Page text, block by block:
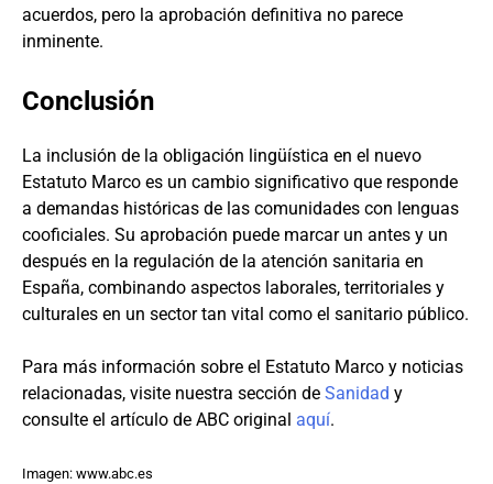
acuerdos, pero la aprobación definitiva no parece
inminente.
Conclusión
La inclusión de la obligación lingüística en el nuevo
Estatuto Marco es un cambio significativo que responde
a demandas históricas de las comunidades con lenguas
cooficiales. Su aprobación puede marcar un antes y un
después en la regulación de la atención sanitaria en
España, combinando aspectos laborales, territoriales y
culturales en un sector tan vital como el sanitario público.
Para más información sobre el Estatuto Marco y noticias
relacionadas, visite nuestra sección de Sanidad y
consulte el artículo de ABC original aquí.
Imagen: www.abc.es